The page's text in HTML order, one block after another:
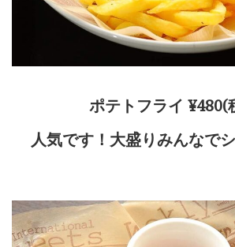
ポテトフライ ¥480(
人気です！大盛りみんなで